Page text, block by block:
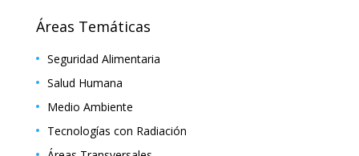
Áreas Temáticas
Seguridad Alimentaria
Salud Humana
Medio Ambiente
Tecnologías con Radiación